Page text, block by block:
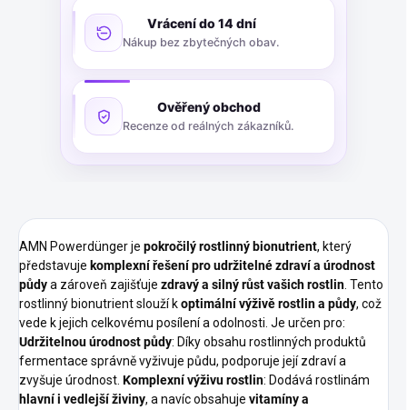
Vrácení do 14 dní
Nákup bez zbytečných obav.
Ověřený obchod
Recenze od reálných zákazníků.
AMN Powerdünger je pokročilý rostlinný bionutrient, který
představuje komplexní řešení pro udržitelné zdraví a úrodnost
půdya zároveň zajišťuje zdravý a silný růst vašich rostlin. Tento
rostlinný bionutrient slouží koptimální výživě rostlin a půdy, což
vede k jejich celkovému posílení a odolnosti. Je určen pro:
Udržitelnou úrodnost půdy: Díky obsahu rostlinných produktů
fermentace správně vyživuje půdu, podporuje její zdraví a
zvyšuje úrodnost. Komplexní výživu rostlin: Dodává rostlinám
hlavní i vedlejší živiny, a navíc obsahuje vitamíny a